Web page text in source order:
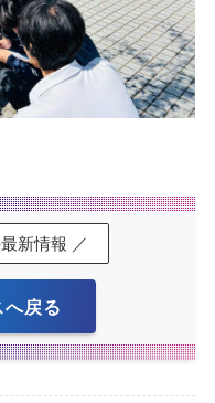
新情報 ／
戻る